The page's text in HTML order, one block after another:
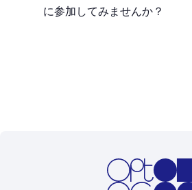
に参加してみませんか？